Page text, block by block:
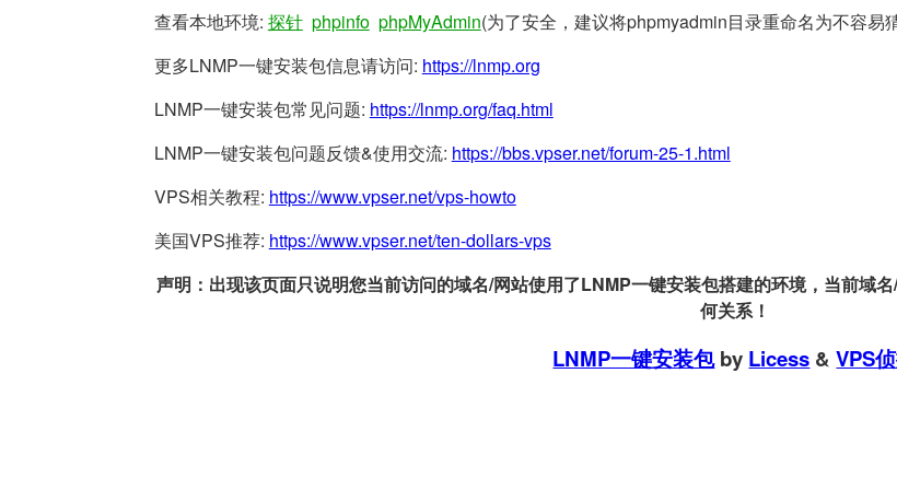
查看本地环境: 探针 phpinfo phpMyAdmin(为了安全，建议将phpmyadmin目录重命名为不容易
更多LNMP一键安装包信息请访问: https://lnmp.org
LNMP一键安装包常见问题: https://lnmp.org/faq.html
LNMP一键安装包问题反馈&使用交流: https://bbs.vpser.net/forum-25-1.html
VPS相关教程: https://www.vpser.net/vps-howto
美国VPS推荐: https://www.vpser.net/ten-dollars-vps
声明：出现该页面只说明您当前访问的域名/网站使用了LNMP一键安装包搭建的环境，当前域
何关系！
LNMP一键安装包by Licess &VPS